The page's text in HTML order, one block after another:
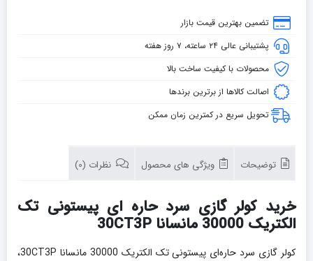
تضمین بهترین قیمت بازار
پشتیبانی عالی ۲۴ ساعته، ۷ روز هفته
محصولات با کیفیت ساخت بالا
اصالت کالاها از برترین برندها
تحویل سریع در کمترین زمان ممکن
توضیحات ویژگی های محصول نظرات (0)
خرید کولر گازی سرد حاره ای پیستونی تک
الکتریک 30000 مانسانا 30CT3P
کولر گازی سرد حاره‌ای پیستونی تک الکتریک 30000 مانسانا 30CT3P،